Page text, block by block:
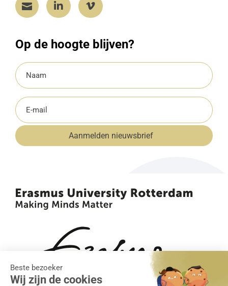
  
Op de hoogte blijven?
Naam
(Vereist)
E-
mailadres
(Vereist) Aanmelden nieuwsbrief